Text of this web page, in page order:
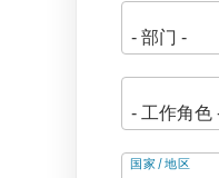
地
国家/地区